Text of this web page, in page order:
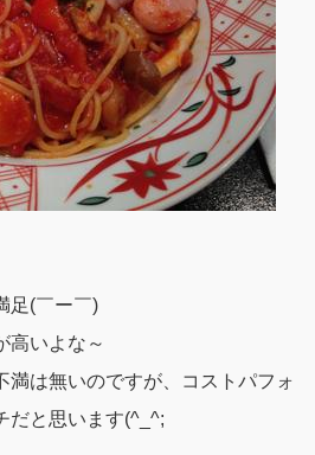
足(￣ー￣)
高いよな～
満は無いのですが、コストパフォ
だと思います(^_^;